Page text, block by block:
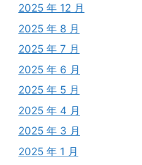
2025 年 12 月
2025 年 8 月
2025 年 7 月
2025 年 6 月
2025 年 5 月
2025 年 4 月
2025 年 3 月
2025 年 1 月